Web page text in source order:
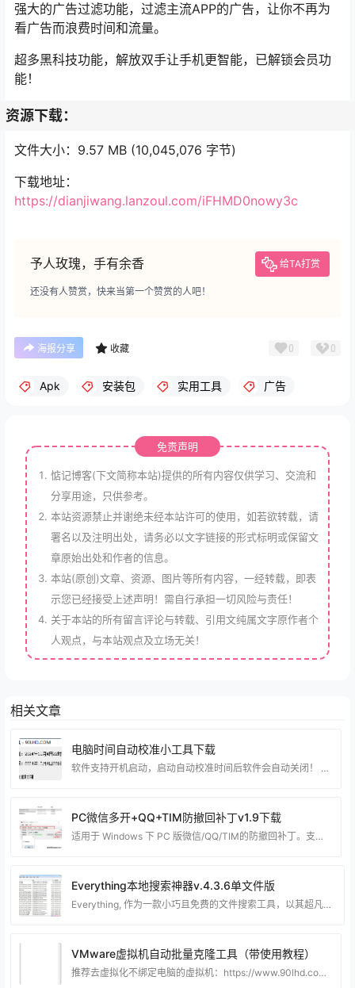
强大的广告过滤功能，过滤主流APP的广告，让你不再为
看广告而浪费时间和流量。
超多黑科技功能，解放双手让手机更智能，已解锁会员功
能！
资源下载：
文件大小：9.57 MB (10,045,076 字节)
下载地址：
https://dianjiwang.lanzoul.com/iFHMD0nowy3c
予人玫瑰，手有余香 给TA打赏
还没有人赞赏，快来当第一个赞赏的人吧！
海报分享 收藏 0 0
Apk 安装包 实用工具 广告
免责声明
惦记博客(下文简称本站)提供的所有内容仅供学习、交流和
分享用途，只供参考。
本站资源禁止并谢绝未经本站许可的使用，如若欲转载，请
署名以及注明出处，请务必以文字链接的形式标明或保留文
章原始出处和作者的信息。
本站(原创)文章、资源、图片等所有内容，一经转载，即表
示您已经接受上述声明！需自行承担一切风险与责任！
关于本站的所有留言评论与转载、引用文纯属文字原作者个
人观点，与本站观点及立场无关！
相关文章
电脑时间自动校准小工具下载
软件支持开机启动，启动自动校准时间后软件会自动关闭！ 这个小工具可以解决小部分小伙伴的问题，大部分人的电脑都是可以自动校验时间的。 注意！Windows8以上的系统可能要右键管理员身份运行哦！ 小工具是博猪这边原创的分享给有需要的小伙伴~ 资源下载 下载权限查看 ￥ 免费下载 评论并刷新后下载 登录后下载 查看演示 {{attr.name}}： 您当前的等级为 登录后免费下载登录 小黑屋反思中，不准下载！ 评论后刷新页面下载评论 支付￥以后下载 请先登录 您今天的下载次数（次）用完了，请明天再来 支付积分以后下载立
PC微信多开+QQ+TIM防撤回补丁v1.9下载
适用于 Windows 下 PC 版微信/QQ/TIM的防撤回补丁。支持最新版微信/QQ/TIM，其中微信能够选择安装多开功能。 一款适用于 Windows下PC版微信/QQ/TIM的防撤回补丁，实际效果 是对方撤回消息后，你的聊天界面不会有任何变化，你仍旧能看到对方撤回的消息。 使用方法 首先，你的系统需要满足以下条件： Windows 7 或更高版本，不支持XP。 .NET Framework 4.5.2 或更高版本。低于此版本在打开程序时可能无反应，或者直接报错。 使用本程序前，先关闭微信/QQ/TIM。 以
Everything本地搜索神器v.4.3.6单文件版
Everything, 作为一款小巧且免费的文件搜索工具，以其超凡的速度令人叹为观止。它能够在极短的时间内，如几秒钟内，完成数百GB硬盘中数十万文件的NTFS索引。 文件名称搜索功能极为迅速，结果即刻展现，并附带关键词高亮显示。 其索引数据库能够实时更新以反映文件变化，支持文件名称的通配符和正则表达式筛选，用户甚至可以通过HTTP或FTP服务器共享搜索结果。 资源下载 下载权限查看 ￥ 免费下载 评论并刷新后下载 登录后下载 查看演示 {{attr.name}}： 您当前的等级为 登录后免费下载登录 小黑屋反思中，
VMware虚拟机自动批量克隆工具（带使用教程）
推荐去虚拟化不绑定电脑的虚拟机：https://www.90lhd.com/10887.html 使用方法简单来说就是，当你把鼠标放到想要复制的母盘位置上时，按住Ctrl键不放，然后再按下E键，这样就可以获取到虚拟机母盘的坐标了。如果按住Ctrl+E不行就试试按住ALT+E看看能不能获取坐标 工具简介： 这个工具兼容性有点差，有些电脑无法使用不知道是什么问题~ 这个虚拟机自动批量克隆工具是一款旨在简化VMware虚拟机批量克隆及多开操作的工具。 通过该软件，您可以轻松地创建多个虚拟机副本，省去繁琐的手动操作和耗费大